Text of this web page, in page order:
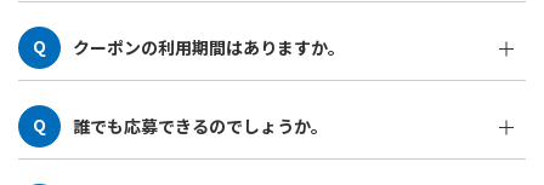
b.com/static/guide）」からクーポン利用方法の詳細をご
確認ください。各クーポン毎にご利用方法が異なりますの
い。
クーポンの利用期間はありますか。
詳細をご確認ください。
誰でも応募できるのでしょうか。